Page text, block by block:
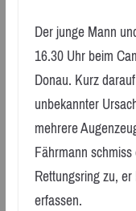
Der junge Mann
16.30 Uhr beim
Donau. Kurz
unbekannter
mehrere
Fährmann
Rettungsring zu,
erfassen.